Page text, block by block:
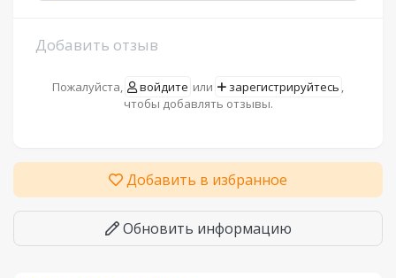
Добавить отзыв
Пожалуйста, войдите или зарегистрируйтесь ,
чтобы добавлять отзывы.
Добавить в избранное
Обновить информацию